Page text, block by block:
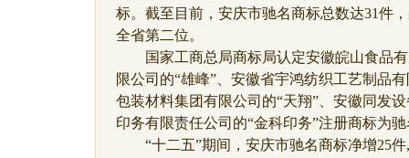
标。截至目前，安庆市驰名商标总数达31件
全省第二位。
国家工商总局商标局认定安徽皖山食品有
限公司的“雄峰”、安徽省宇鸿纺织工艺制品
包装材料集团有限公司的“天翔”、安徽同发
印务有限责任公司的“金科印务”注册商标为
“十二五”期间，安庆市驰名商标净增25件,